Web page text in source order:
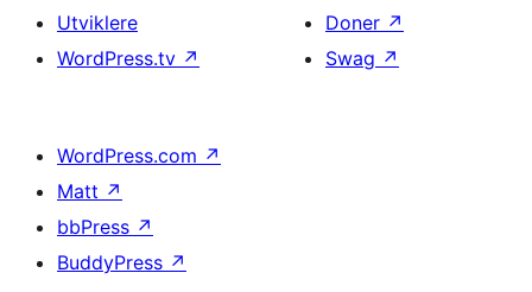
Utviklere
WordPress.tv ↗
Doner ↗
Swag ↗
WordPress.com ↗
Matt ↗
bbPress ↗
BuddyPress ↗